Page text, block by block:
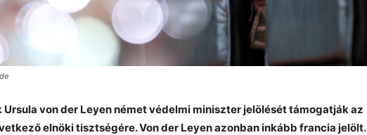
von der Leyen német védelmi miniszter jelölését támogatják az
elnöki tisztségére. Von der Leyen azonban inkább francia jelölt.